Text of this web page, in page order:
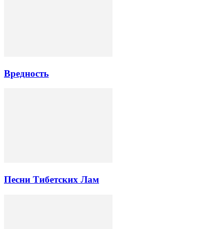
Вредность
Песни Тибетских Лам